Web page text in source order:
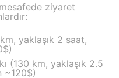
ziyaret
yaklaşık 2 saat,
(130 km, yaklaşık 2.5
~120$)